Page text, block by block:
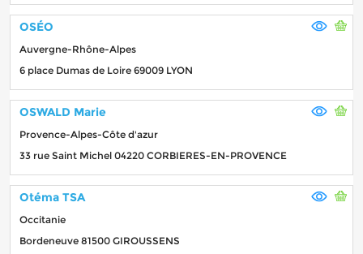
OSÉO
Auvergne-Rhône-Alpes
6 place Dumas de Loire 69009 LYON
OSWALD Marie
Provence-Alpes-Côte d'azur
33 rue Saint Michel 04220 CORBIERES-EN-PROVENCE
Otéma TSA
Occitanie
Bordeneuve 81500 GIROUSSENS